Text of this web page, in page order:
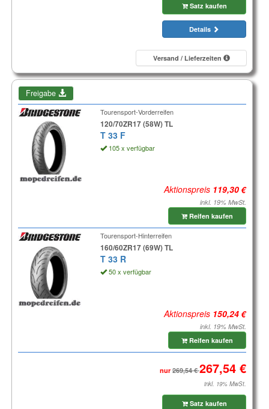
Satz kaufen
Details
Versand / Lieferzeiten
Freigabe
Tourensport-Vorderreifen
120/70ZR17 (58W) TL
T 33 F
105 x verfügbar
Aktionspreis
inkl. 19% MwSt.
Reifen kaufen
Tourensport-Hinterreifen
160/60ZR17 (69W) TL
T 33 R
50 x verfügbar
Aktionspreis
inkl. 19% MwSt.
Reifen kaufen
nur
inkl. 19% MwSt.
Satz kaufen